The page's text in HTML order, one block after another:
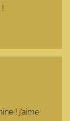
! j’aime